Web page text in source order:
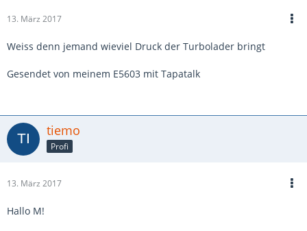
13. März 2017
Weiss denn jemand wieviel Druck der Turbolader bringt
Gesendet von meinem E5603 mit Tapatalk
tiemo
Profi
13. März 2017
Hallo M!